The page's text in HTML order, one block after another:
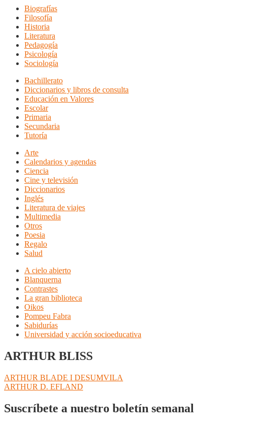
Biografías
Filosofía
Historia
Literatura
Pedagogía
Psicología
Sociología
Bachillerato
Diccionarios y libros de consulta
Educación en Valores
Escolar
Primaria
Secundaria
Tutoría
Arte
Calendarios y agendas
Ciencia
Cine y televisión
Diccionarios
Inglés
Literatura de viajes
Multimedia
Otros
Poesia
Regalo
Salud
A cielo abierto
Blanquerna
Contrastes
La gran biblioteca
Oikos
Pompeu Fabra
Sabidurías
Universidad y acción socioeducativa
ARTHUR BLISS
Navegación
de
entradas
Anterior:
ARTHUR BLADE I DESUMVILA
Siguiente:
ARTHUR D. EFLAND
Suscríbete a nuestro boletín semanal